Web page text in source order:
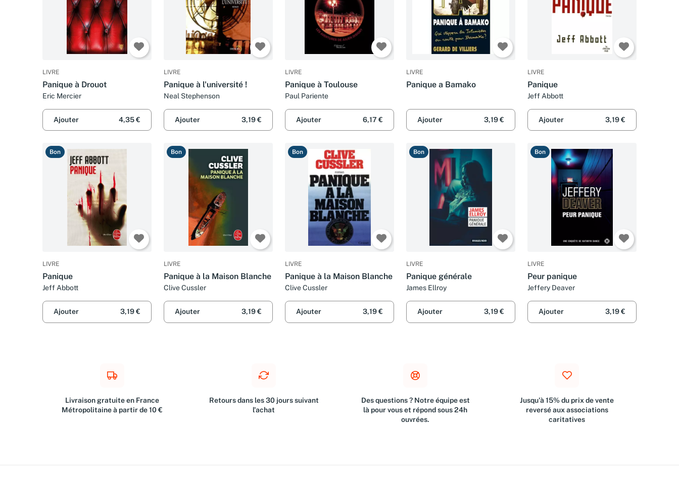
LIVRE
Panique à Drouot
Eric Mercier
Ajouter 4,35 €
LIVRE
Panique à l'université !
Neal Stephenson
Ajouter 3,19 €
LIVRE
Panique à Toulouse
Paul Pariente
Ajouter 6,17 €
LIVRE
Panique a Bamako
Ajouter 3,19 €
LIVRE
Panique
Jeff Abbott
Ajouter 3,19 €
Bon
LIVRE
Panique
Jeff Abbott
Ajouter 3,19 €
Bon
LIVRE
Panique à la Maison Blanche
Clive Cussler
Ajouter 3,19 €
Bon
LIVRE
Panique à la Maison Blanche
Clive Cussler
Ajouter 3,19 €
Bon
LIVRE
Panique générale
James Ellroy
Ajouter 3,19 €
Bon
LIVRE
Peur panique
Jeffery Deaver
Ajouter 3,19 €
Livraison gratuite en France
Métropolitaine à partir de 10 €
Retours dans les 30 jours suivant
l'achat
Des questions ? Notre équipe est
là pour vous et répond sous 24h
ouvrées.
Jusqu'à 15% du prix de vente
reversé aux associations
caritatives